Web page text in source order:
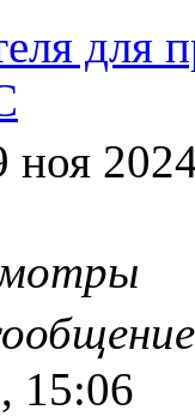
для
ноя
15:06